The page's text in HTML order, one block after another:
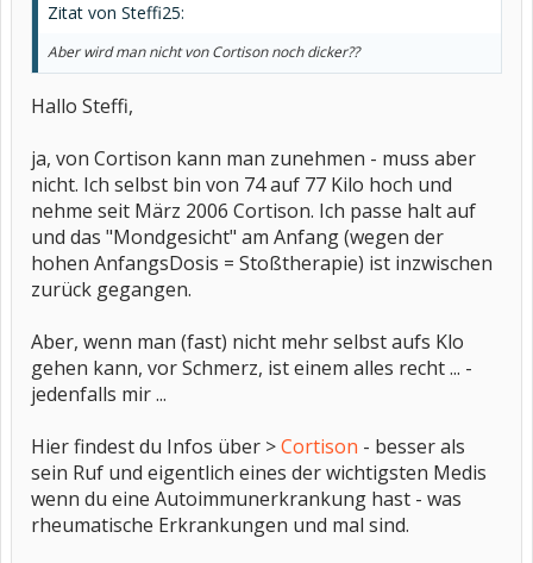
Zitat von Steffi25:
Aber wird man nicht von Cortison noch dicker??
Hallo Steffi,
ja, von Cortison kann man zunehmen - muss aber
nicht. Ich selbst bin von 74 auf 77 Kilo hoch und
nehme seit März 2006 Cortison. Ich passe halt auf
und das "Mondgesicht" am Anfang (wegen der
hohen AnfangsDosis = Stoßtherapie) ist inzwischen
zurück gegangen.
Aber, wenn man (fast) nicht mehr selbst aufs Klo
gehen kann, vor Schmerz, ist einem alles recht ... -
jedenfalls mir ...
Hier findest du Infos über >Cortison - besser als
sein Ruf und eigentlich eines der wichtigsten Medis
wenn du eine Autoimmunerkrankung hast - was
rheumatische Erkrankungen und mal sind.